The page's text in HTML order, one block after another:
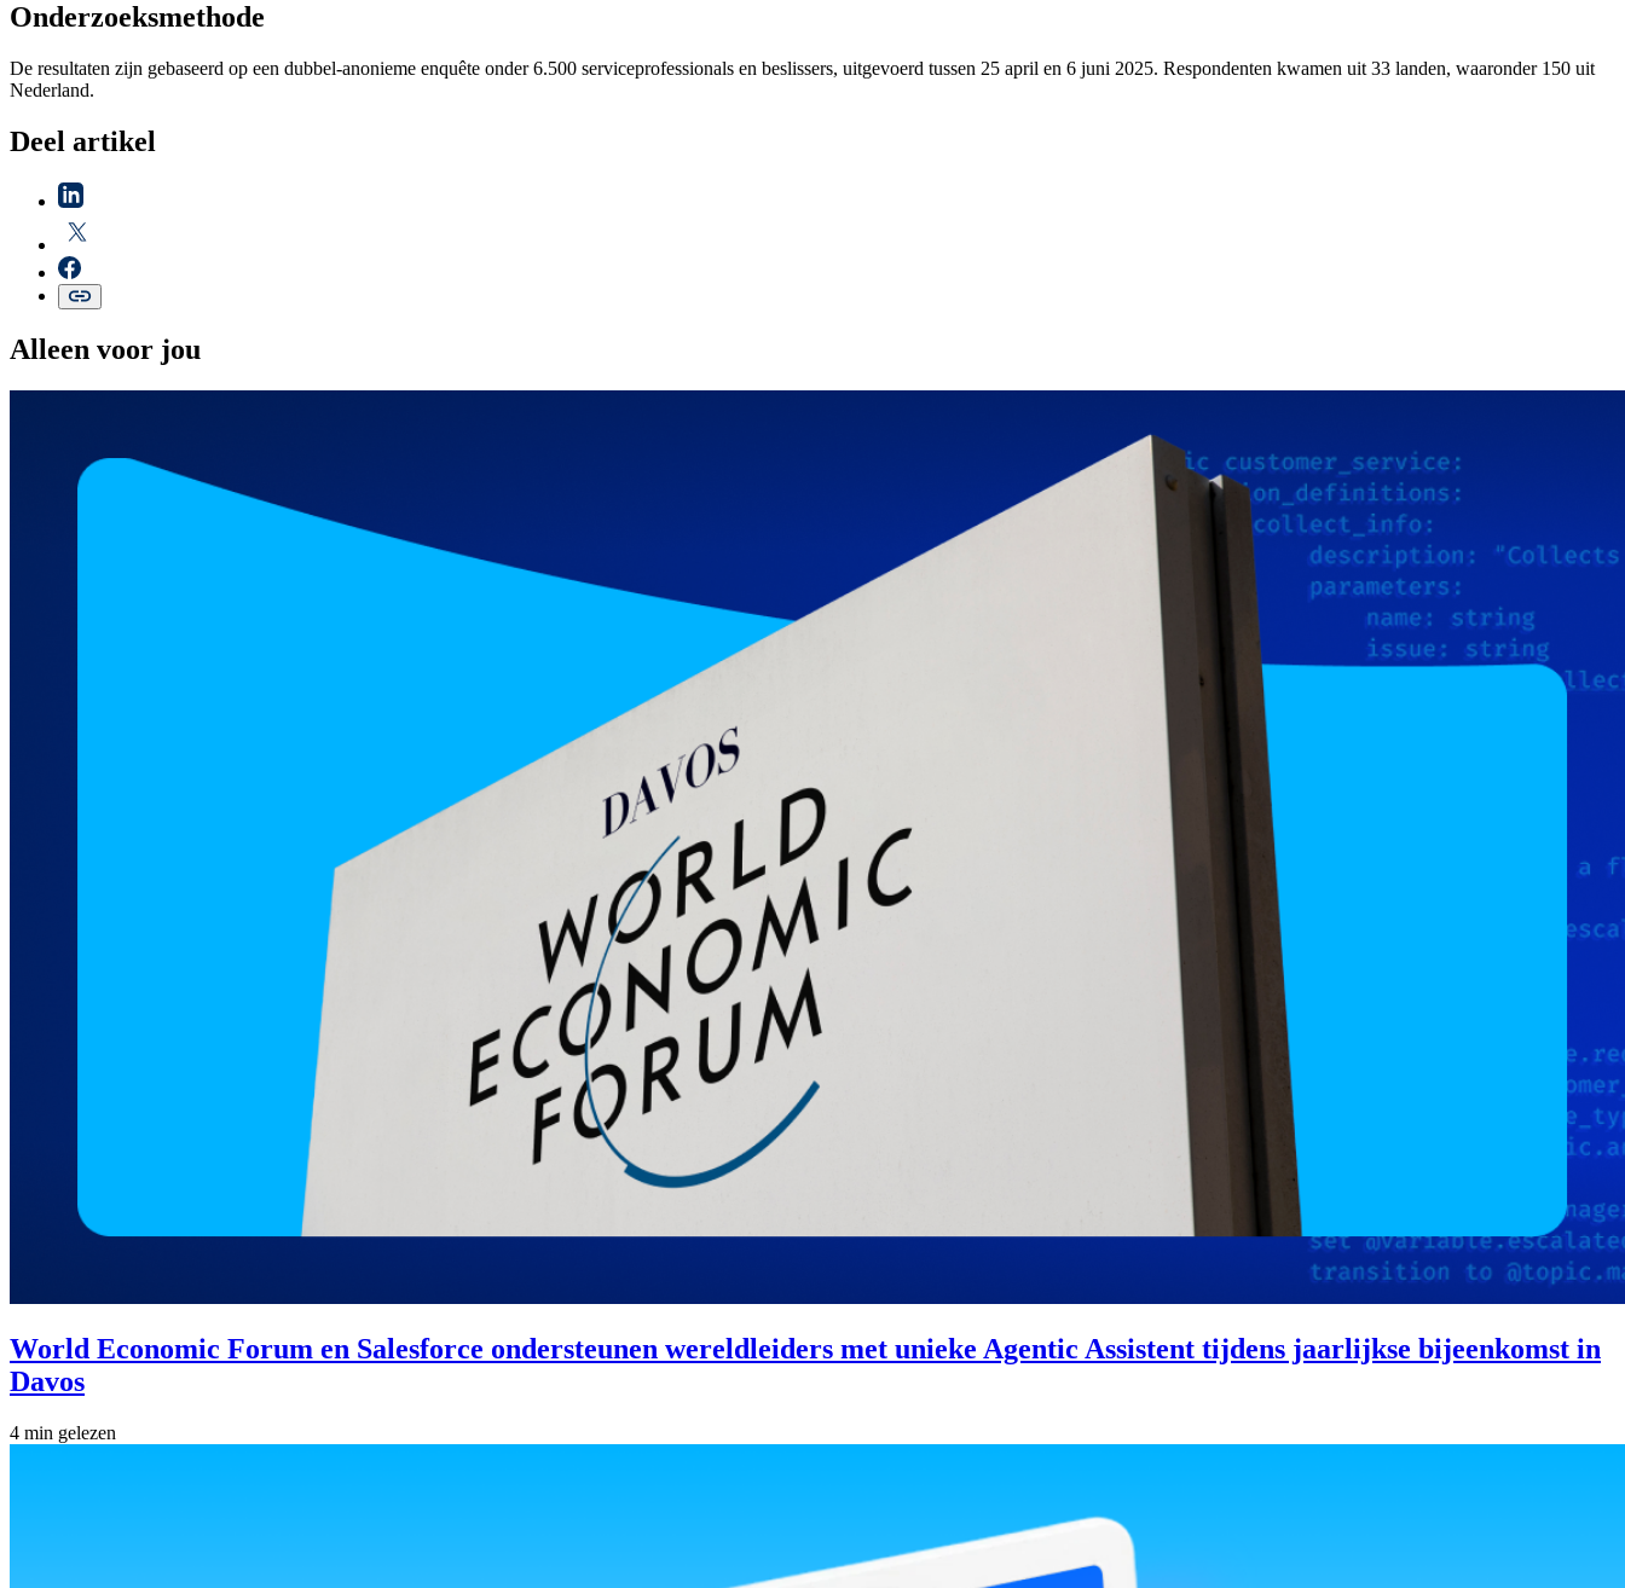
Onderzoeksmethode
De resultaten zijn gebaseerd op een dubbel-anonieme enquête onder 6.500 serviceprofessionals en beslissers, uitgevoerd tussen 25 april en 6 juni 2025. Respondenten kwamen uit 33 landen, waaronder 150 uit
Nederland.
Deel artikel
Alleen voor jou
World Economic Forum en Salesforce ondersteunen wereldleiders met unieke Agentic Assistent tijdens jaarlijkse bijeenkomst in
Davos
4 min gelezen